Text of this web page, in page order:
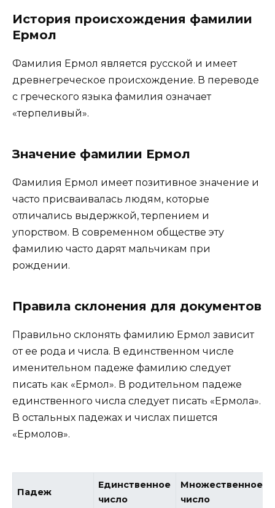
История происхождения фамилии
Ермол
Фамилия Ермол является русской и имеет
древнегреческое происхождение. В переводе
с греческого языка фамилия означает
«терпеливый».
Значение фамилии Ермол
Фамилия Ермол имеет позитивное значение и
часто присваивалась людям, которые
отличались выдержкой, терпением и
упорством. В современном обществе эту
фамилию часто дарят мальчикам при
рождении.
Правила склонения для документов
Правильно склонять фамилию Ермол зависит
от ее рода и числа. В единственном числе
именительном падеже фамилию следует
писать как «Ермол». В родительном падеже
единственного числа следует писать «Ермола».
В остальных падежах и числах пишется
«Ермолов».
Падеж
Единственное
число
Множественное
число